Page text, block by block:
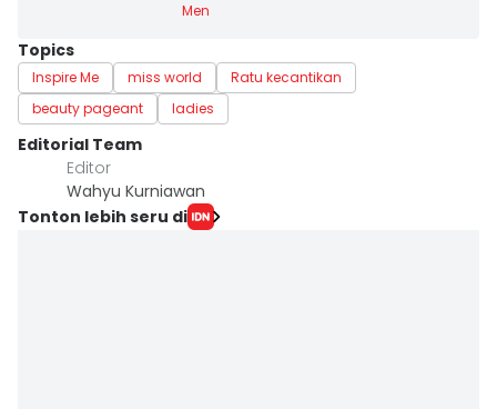
Men
Topics
Inspire Me miss world
Ratu kecantikan
beauty pageant
ladies
Editorial Team
Editor
Wahyu Kurniawan
Tonton lebih seru di